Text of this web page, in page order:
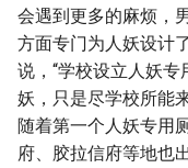
会遇到更多的麻烦，
方面专门为人妖设计
说，“学校设立人妖
妖，只是尽学校所能
随着第一个人妖专用
府、胶拉信府等地也